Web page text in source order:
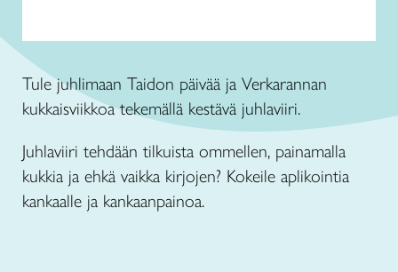
Tule juhlimaan Taidon päivää ja Verkarannan
kukkaisviikkoa tekemällä kestävä juhlaviiri.
Juhlaviiri tehdään tilkuista ommellen, painamalla
kukkia ja ehkä vaikka kirjojen? Kokeile aplikointia
kankaalle ja kankaanpainoa.